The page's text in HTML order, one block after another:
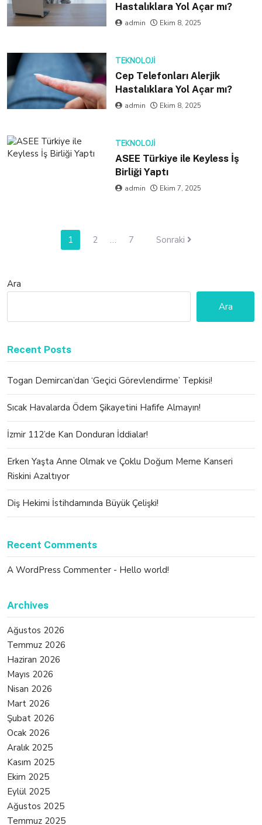
Hastalıklara Yol Açar mı?
admin Ekim 8, 2025
TEKNOLOJI
Cep Telefonları Alerjik
Hastalıklara Yol Açar mı?
admin Ekim 8, 2025
TEKNOLOJI
ASEE Türkiye ile Keyless İş
Birliği Yaptı
admin Ekim 7, 2025
1 2 … 7 Sonraki
Ara
Ara
Recent Posts
Togan Demircan’dan ‘Geçici Görevlendirme’ Tepkisi!
Sıcak Havalarda Ödem Şikayetini Hafife Almayın!
İzmir 112’de Kan Donduran İddialar!
Erken Yaşta Anne Olmak ve Çoklu Doğum Meme Kanseri
Riskini Azaltıyor
Diş Hekimi İstihdamında Büyük Çelişki!
Recent Comments
A WordPress Commenter - Hello world!
Archives
Ağustos 2026
Temmuz 2026
Haziran 2026
Mayıs 2026
Nisan 2026
Mart 2026
Şubat 2026
Ocak 2026
Aralık 2025
Kasım 2025
Ekim 2025
Eylül 2025
Ağustos 2025
Temmuz 2025